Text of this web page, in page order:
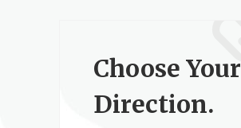
Choose Your
Direction.